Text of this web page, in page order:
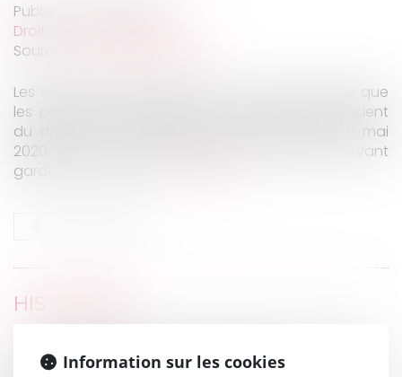
Publié le :
Droit du travail - Salariés
Source :
Les salariés vulnérables face au Covid-19, ainsi que
les personnes partageant leur domicile bénéficient
du dispositif de l’activité partielle depuis le 1er mai
2020. Il en est de même pour les salariés devant
garder leurs enfants...
HISTORIQUE
Les promoteurs veulent un veulent un "permis de
construire covid" pour enrayer la crise
Information sur les cookies